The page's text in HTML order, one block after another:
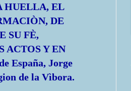
HUELLA, EL
DE
SU FÈ,
ACTOS Y EN
España, Jorge
de la Vìbora.